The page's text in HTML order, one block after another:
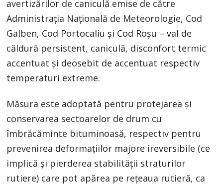
avertizărilor de caniculă emise de către
Administrația Națională de Meteorologie, Cod
Galben, Cod Portocaliu și Cod Roșu – val de
căldură persistent, caniculă, disconfort termic
accentuat și deosebit de accentuat respectiv
temperaturi extreme.
Măsura este adoptată pentru protejarea și
conservarea sectoarelor de drum cu
îmbrăcăminte bituminoasă, respectiv pentru
prevenirea deformațiilor majore ireversibile (ce
implică și pierderea stabilității straturilor
rutiere) care pot apărea pe rețeaua rutieră, ca